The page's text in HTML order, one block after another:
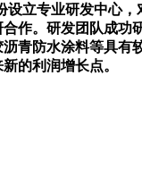
立专业研发中心，
作。研发团队成功
青防水涂料等具有
的利润增长点。